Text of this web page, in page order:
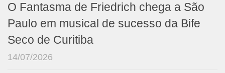
O Fantasma de Friedrich chega a São
Paulo em musical de sucesso da Bife
Seco de Curitiba
14/07/2026